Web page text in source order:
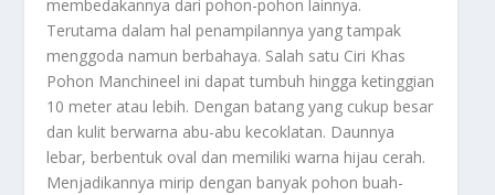
membedakannya dari pohon-pohon lainnya.
Terutama dalam hal penampilannya yang tampak
menggoda namun berbahaya. Salah satu Ciri Khas
Pohon Manchineel ini dapat tumbuh hingga ketinggian
10 meter atau lebih. Dengan batang yang cukup besar
dan kulit berwarna abu-abu kecoklatan. Daunnya
lebar, berbentuk oval dan memiliki warna hijau cerah.
Menjadikannya mirip dengan banyak pohon buah-